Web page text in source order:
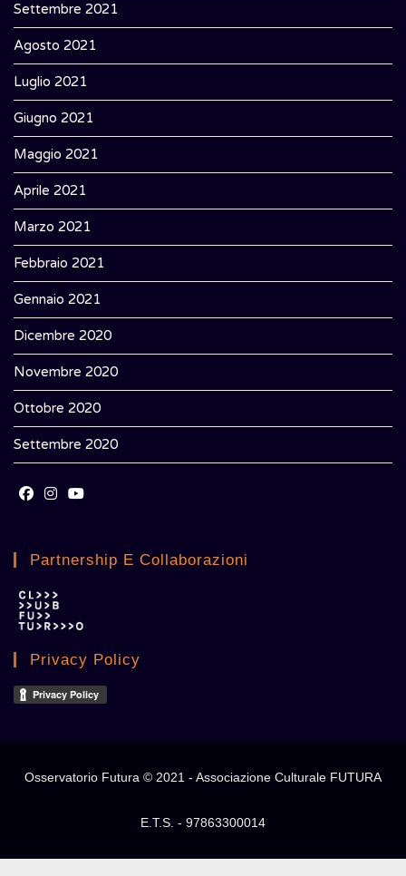
Settembre 2021
Agosto 2021
Luglio 2021
Giugno 2021
Maggio 2021
Aprile 2021
Marzo 2021
Febbraio 2021
Gennaio 2021
Dicembre 2020
Novembre 2020
Ottobre 2020
Settembre 2020
tab
a
tab
a
Partnership E Collaborazioni
Privacy Policy
Osservatorio Futura © 2021 - Associazione Culturale FUTURA
E.T.S. - 97863300014